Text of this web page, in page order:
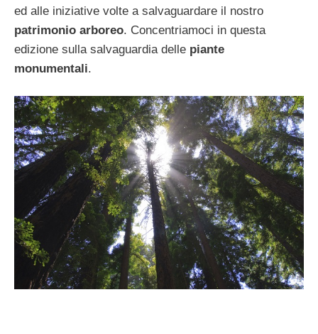
ed alle iniziative volte a salvaguardare il nostro
patrimonio arboreo. Concentriamoci in questa
edizione sulla salvaguardia delle piante
monumentali.